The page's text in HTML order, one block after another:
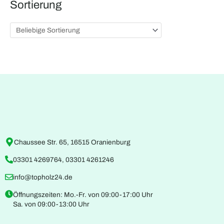
Sortierung
Chaussee Str. 65, 16515 Oranienburg
03301 4269764, 03301 4261246
info@topholz24.de
Öffnungszeiten: Mo.-Fr. von 09:00-17:00 Uhr
Sa. von 09:00-13:00 Uhr